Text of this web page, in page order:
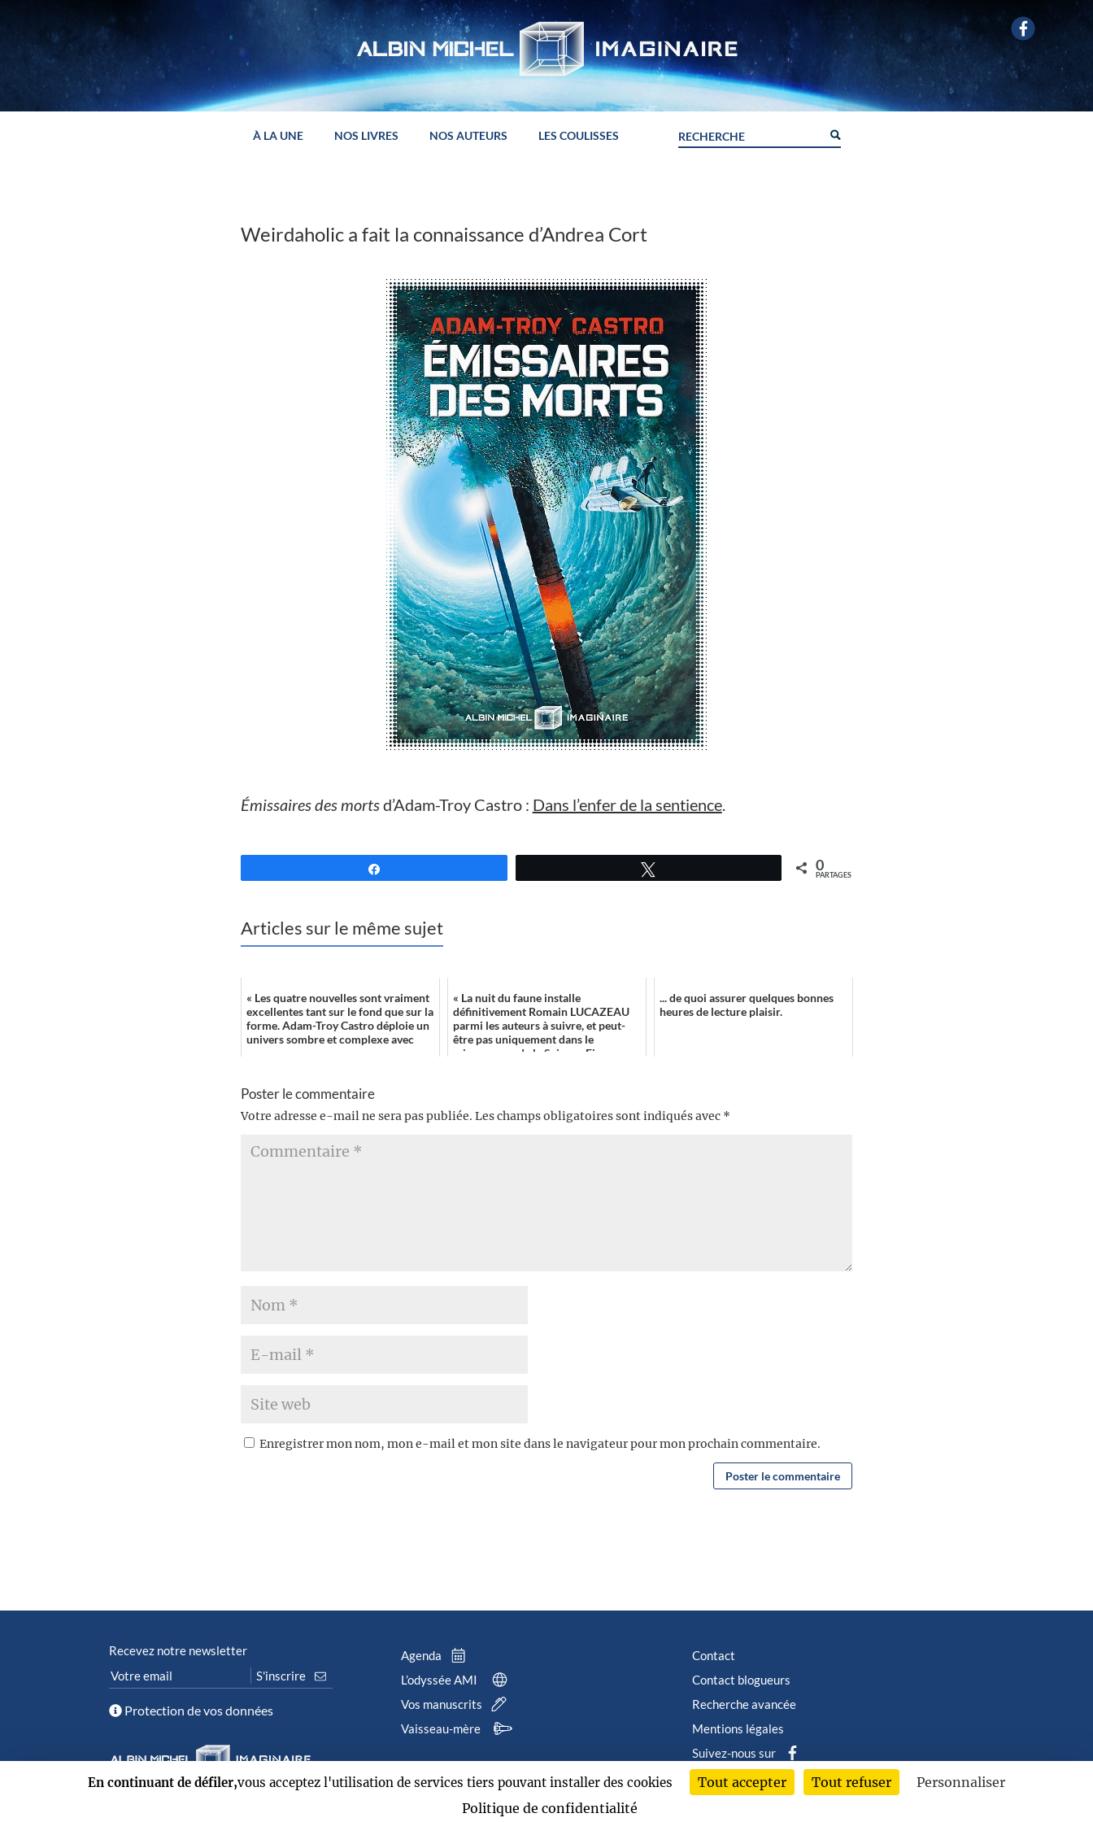
À LA UNE NOS LIVRES NOS AUTEURS LES COULISSES
Weirdaholic a fait la connaissance d’Andrea Cort
Émissaires des mortsd’Adam-Troy Castro : Dans l’enfer de la sentience.
0
PARTAGES
Articles sur le même sujet
« Les quatre nouvelles sont vraiment
excellentes tant sur le fond que sur la
forme. Adam-Troy Castro déploie un
univers sombre et complexe avec
« La nuit du faune installe
définitivement Romain LUCAZEAU
parmi les auteurs à suivre, et peut-
être pas uniquement dans le
microcosme de la Science Fi...
... de quoi assurer quelques bonnes
heures de lecture plaisir.
Poster le commentaire
Votre adresse e-mail ne sera pas publiée. Les champs obligatoires sont indiqués avec *
Enregistrer mon nom, mon e-mail et mon site dans le navigateur pour mon prochain commentaire.
Recevez notre newsletter
Protection de vos données
Agenda
L’odyssée AMI
Vos manuscrits
Vaisseau-mère
Contact
Contact blogueurs
Recherche avancée
Mentions légales
Suivez-nous sur
2026 © Albin Michel Imaginaire - Tous droits réservés
En continuant de défiler,vous acceptez l'utilisation de services tiers pouvant installer des cookies Tout accepter Tout refuser
Personnaliser
Politique de confidentialité